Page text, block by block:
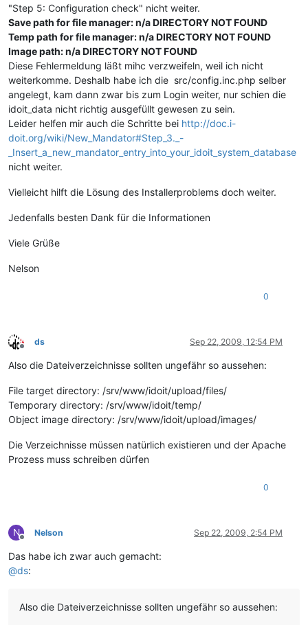
"Step 5: Configuration check" nicht weiter.
Save path for file manager: n/a DIRECTORY NOT FOUND
Temp path for file manager: n/a DIRECTORY NOT FOUND
Image path: n/a DIRECTORY NOT FOUND
Diese Fehlermeldung läßt mihc verzweifeln, weil ich nicht
weiterkomme. Deshalb habe ich die src/config.inc.php selber
angelegt, kam dann zwar bis zum Login weiter, nur schien die
idoit_data nicht richtig ausgefüllt gewesen zu sein.
Leider helfen mir auch die Schritte bei http://doc.i-
doit.org/wiki/New_Mandator#Step_3._-
_Insert_a_new_mandator_entry_into_your_idoit_system_database
nicht weiter.
Vielleicht hilft die Lösung des Installerproblems doch weiter.
Jedenfalls besten Dank für die Informationen
Viele Grüße
Nelson
0
Offline
ds Sep 22, 2009, 12:54 PM
Also die Dateiverzeichnisse sollten ungefähr so aussehen:
File target directory: /srv/www/idoit/upload/files/
Temporary directory: /srv/www/idoit/temp/
Object image directory: /srv/www/idoit/upload/images/
Die Verzeichnisse müssen natürlich existieren und der Apache
Prozess muss schreiben dürfen
0
N
Offline
Nelson Sep 22, 2009, 2:54 PM
Das habe ich zwar auch gemacht:
@ds:
Also die Dateiverzeichnisse sollten ungefähr so aussehen: